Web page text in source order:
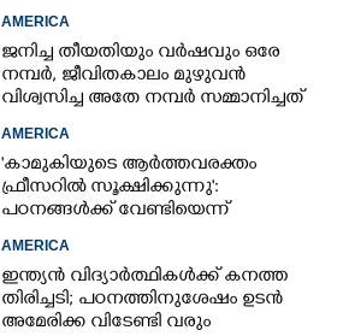
AMERICA
ജനിച്ച തീയതിയും വർഷവും ഒരേ
നമ്പർ, ജീവിതകാലം മുഴുവൻ
വിശ്വസിച്ച അതേ നമ്പർ സമ്മാനിച്ചത്
കോടികളുടെ ഭാഗ്യം
AMERICA
'കാമുകിയുടെ ആർത്തവരക്തം
ഫ്രീസറിൽ സൂക്ഷിക്കുന്നു':
പഠനങ്ങൾക്ക് വേണ്ടിയെന്ന്
വിശദീകരണം,​ ചർച്ചയായി ബ്രയാൻ
ജോൺസന്റെ പോസ്റ്റ്
AMERICA
ഇന്ത്യൻ വിദ്യാർത്ഥികൾക്ക് കനത്ത
തിരിച്ചടി; പഠനത്തിനുശേഷം ഉടൻ
അമേരിക്ക വിടേണ്ടി വരും